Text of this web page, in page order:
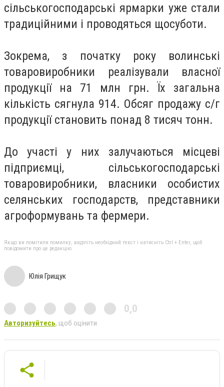
сільськогосподарські ярмарки уже стали
традиційними і проводяться щосуботи.
Зокрема, з початку року волинські
товаровиробники реалізували власної
продукції на 71 млн грн. Їх загальна
кількість сягнула 914. Обсяг продажу с/г
продукції становить понад 8 тисяч тонн.
До участі у них залучаються місцеві
підприємці, сільськогосподарські
товаровиробники, власники особистих
селянських господарств, представники
агроформувань та фермери.
Якщо ви помітили помилку, виділіть необхідний текст і натисніть Ctrl + Enter, щоб
повідомити про це редакцію
Юлія Грищук
0,0
Авторизуйтесь, щоб оцінити